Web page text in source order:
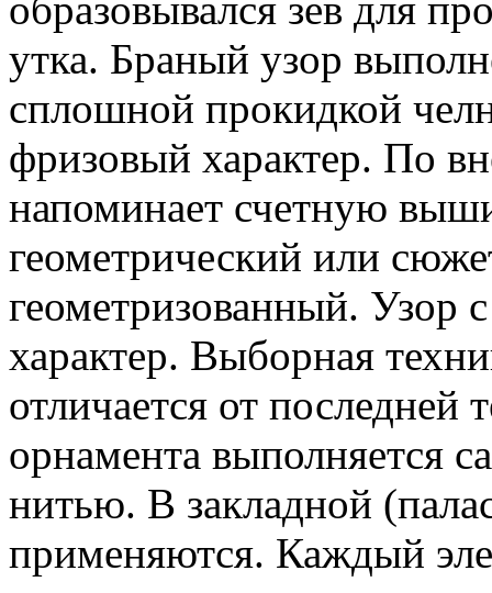
утка. Браный узор
сплошной прокидкой
фризовый характер. По
напоминает счетную
геометрический или
геометризованный. Узор
характер. Выборная
отличается от
орнамента выполняется
нитью. В закладной
применяются. Каждый